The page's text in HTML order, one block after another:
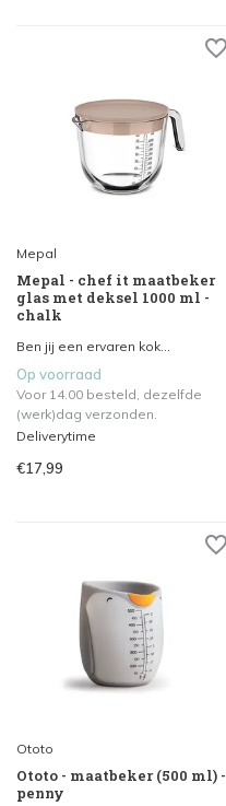
Mepal
Mepal - chef it maatbeker
glas met deksel 1000 ml -
chalk
Ben jij een ervaren kok...
Op voorraad
Voor 14.00 besteld, dezelfde
(werk)dag verzonden.
Deliverytime
€17,99
Ototo
Ototo - maatbeker (500 ml) -
penny